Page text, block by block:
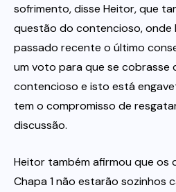
sofrimento, disse Heitor, que
questão do contencioso, onde
passado recente o último
um voto para que se cobrasse
contencioso e isto está
tem o compromisso de
discussão.
Heitor também afirmou que
Chapa 1 não estarão sozinhos